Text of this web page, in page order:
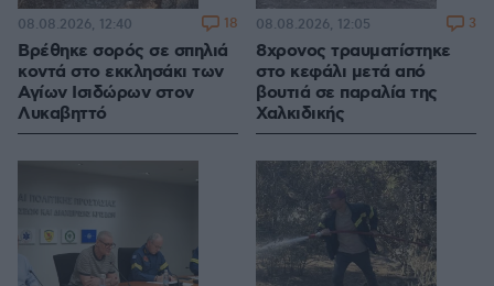
Βρέθηκε σορός σε σπηλιά
κοντά στο εκκλησάκι των
Αγίων Ισιδώρων στον
Λυκαβηττό
08.08.2026, 12:40 18
8χρονος τραυματίστηκε
στο κεφάλι μετά από
βουτιά σε παραλία της
Χαλκιδικής
08.08.2026, 12:05 3